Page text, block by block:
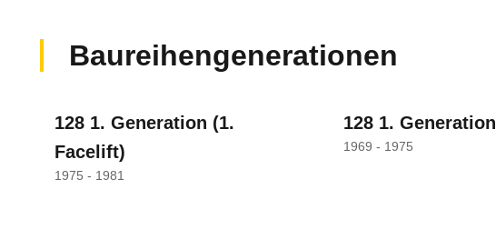
Baureihengenerationen
128 1. Generation (1.
Facelift)
1975 - 1981
128 1. Generation
1969 - 1975